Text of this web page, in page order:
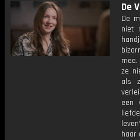
De
De
niet
ze
als
een
haar